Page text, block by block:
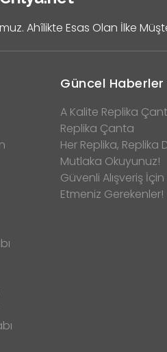
Ahîlikte Esas Olan İlke
Güncel Haberler
A Kalite Replika
Replika Çanta
Her Replika, Replika
Mutlaka Okuyunuz!
Güvenli Alışveriş
Etmeniz Gerekenler!